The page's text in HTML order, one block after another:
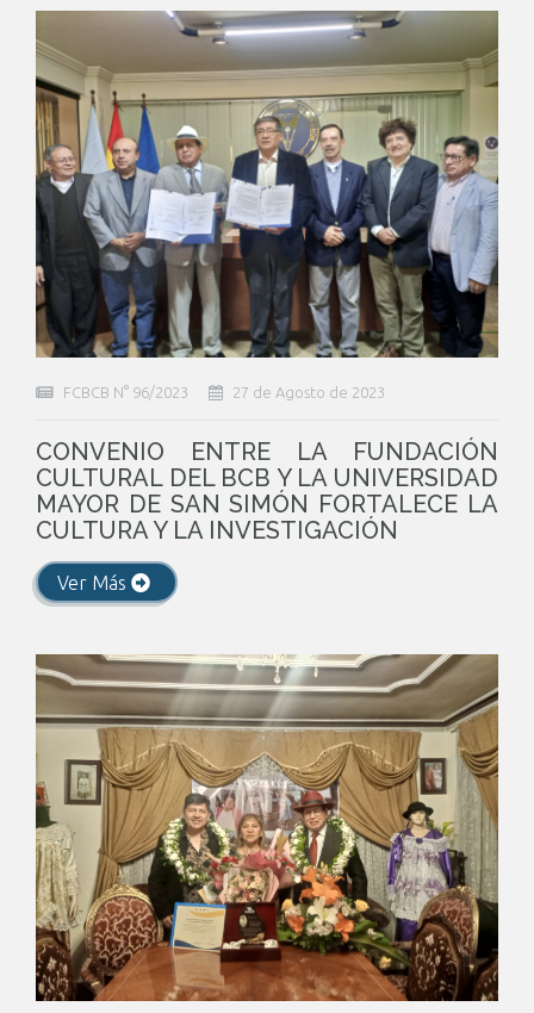
FCBCB N° 96/2023 27 de Agosto de 2023
CONVENIO ENTRE LA FUNDACIÓN
CULTURAL DEL BCB Y LA UNIVERSIDAD
MAYOR DE SAN SIMÓN FORTALECE LA
CULTURA Y LA INVESTIGACIÓN
Ver Más